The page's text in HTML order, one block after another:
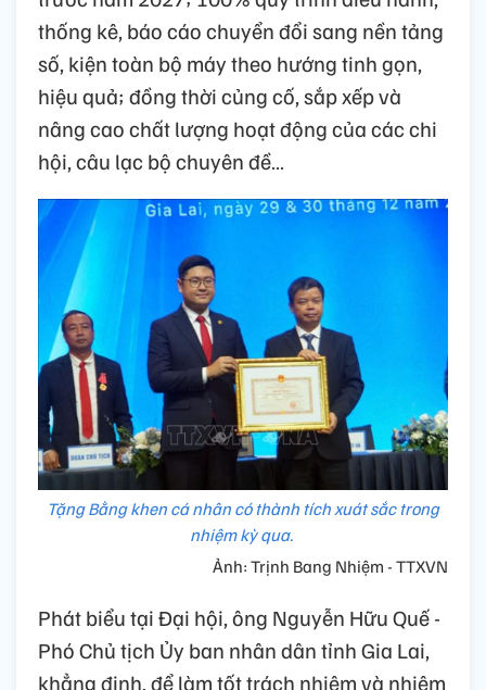
thống kê, báo cáo chuyển đổi sang nền tảng
số, kiện toàn bộ máy theo hướng tinh gọn,
hiệu quả; đồng thời củng cố, sắp xếp và
nâng cao chất lượng hoạt động của các chi
hội, câu lạc bộ chuyên đề…
Tặng Bằng khen cá nhân có thành tích xuát sắc trong
nhiệm kỳ qua.
Ảnh: Trịnh Bang Nhiệm - TTXVN
Phát biểu tại Đại hội, ông Nguyễn Hữu Quế -
Phó Chủ tịch Ủy ban nhân dân tỉnh Gia Lai,
khẳng định, để làm tốt trách nhiệm và nhiệm